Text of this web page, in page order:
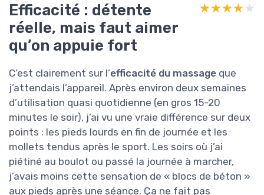
Efficacité : détente
réelle, mais faut aimer
qu’on appuie fort
★★★★★
★★★★★
C’est clairement sur l’efficacité du massage que
j’attendais l’appareil. Après environ deux semaines
d’utilisation quasi quotidienne (en gros 15-20
minutes le soir), j’ai vu une vraie différence sur deux
points : les pieds lourds en fin de journée et les
mollets tendus après le sport. Les soirs où j’ai
piétiné au boulot ou passé la journée à marcher,
j’avais moins cette sensation de « blocs de béton »
aux pieds après une séance. Ça ne fait pas